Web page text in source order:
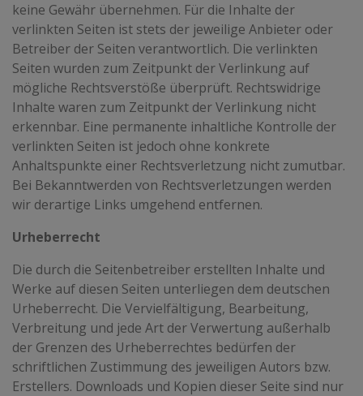
keine Gewähr übernehmen. Für die Inhalte der
verlinkten Seiten ist stets der jeweilige Anbieter oder
Betreiber der Seiten verantwortlich. Die verlinkten
Seiten wurden zum Zeitpunkt der Verlinkung auf
mögliche Rechtsverstöße überprüft. Rechtswidrige
Inhalte waren zum Zeitpunkt der Verlinkung nicht
erkennbar. Eine permanente inhaltliche Kontrolle der
verlinkten Seiten ist jedoch ohne konkrete
Anhaltspunkte einer Rechtsverletzung nicht zumutbar.
Bei Bekanntwerden von Rechtsverletzungen werden
wir derartige Links umgehend entfernen.
Urheberrecht
Die durch die Seitenbetreiber erstellten Inhalte und
Werke auf diesen Seiten unterliegen dem deutschen
Urheberrecht. Die Vervielfältigung, Bearbeitung,
Verbreitung und jede Art der Verwertung außerhalb
der Grenzen des Urheberrechtes bedürfen der
schriftlichen Zustimmung des jeweiligen Autors bzw.
Erstellers. Downloads und Kopien dieser Seite sind nur